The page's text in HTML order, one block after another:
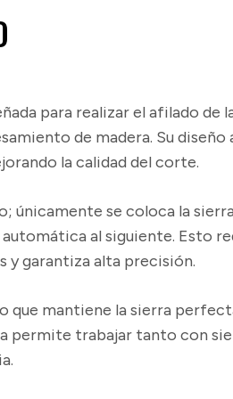
para realizar el afilado de
de madera. Su
la calidad del corte.
únicamente se coloca la
automática al siguiente.
y garantiza alta precisión.
mantiene la sierra
trabajar tanto con